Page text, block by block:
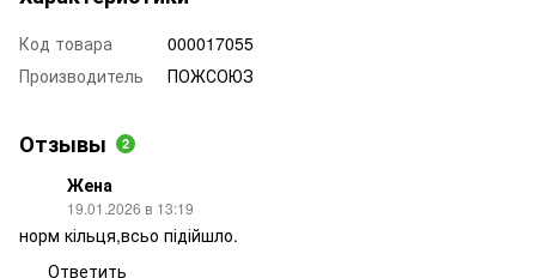
Код товара
000017055
Производитель
ПОЖСОЮЗ
Отзывы 2
Жена
19.01.2026 в 13:19
норм кільця,всьо підійшло.
Ответить